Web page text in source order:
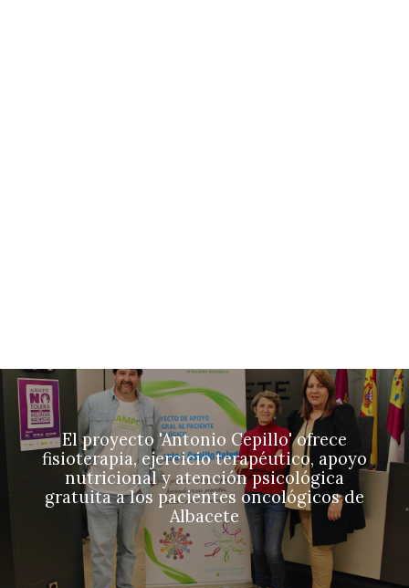
El proyecto 'Antonio Cepillo' ofrece
fisioterapia, ejercicio terapéutico, apoyo
nutricional y atención psicológica
gratuita a los pacientes oncológicos de
Albacete